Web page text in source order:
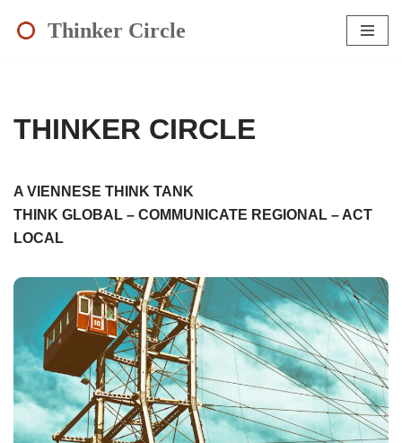
Thinker Circle
THINKER CIRCLE
A VIENNESE THINK TANK
THINK GLOBAL – COMMUNICATE REGIONAL – ACT
LOCAL